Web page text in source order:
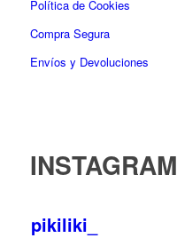
Política de Cookies
Compra Segura
Envíos y Devoluciones
INSTAGRAM
pikiliki_